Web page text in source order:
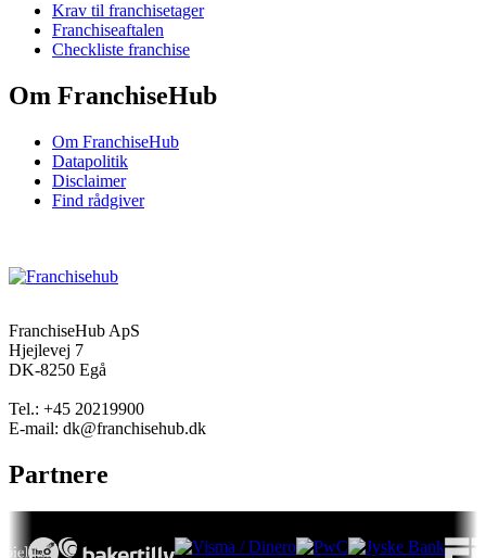
Krav til franchisetager
Franchiseaftalen
Checkliste franchise
Om FranchiseHub
Om FranchiseHub
Datapolitik
Disclaimer
Find rådgiver
FranchiseHub ApS
Hjejlevej 7
DK-8250 Egå
Tel.: +45 20219900
E-mail: dk@franchisehub.dk
Partnere